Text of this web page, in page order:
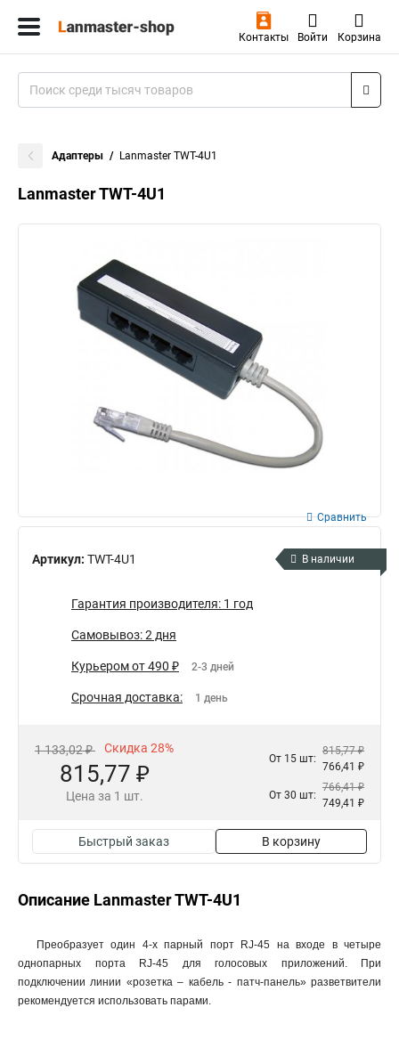
Контакты Войти Корзина
Адаптеры Lanmaster TWT-4U1
Lanmaster TWT-4U1
Артикул: TWT-4U1
Сравнить
В наличии
Гарантия производителя: 1 год
Самовывоз: 2 дня
Курьером от 490 ₽ 2-3 дней
Срочная доставка: 1 день
1 133,02 ₽ Скидка 28%
815,77 ₽
Цена за 1 шт.
От 15 шт:
815,77 ₽
766,41 ₽
От 30 шт:
766,41 ₽
749,41 ₽
Быстрый заказ В корзину
Описание Lanmaster TWT-4U1
Преобразует один 4-х парный порт RJ-45 на входе в четыре
однопарных порта RJ-45 для голосовых приложений. При
подключении линии «розетка – кабель - патч-панель» разветвители
рекомендуется использовать парами.